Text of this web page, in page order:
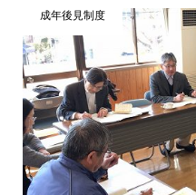
成年後見制度